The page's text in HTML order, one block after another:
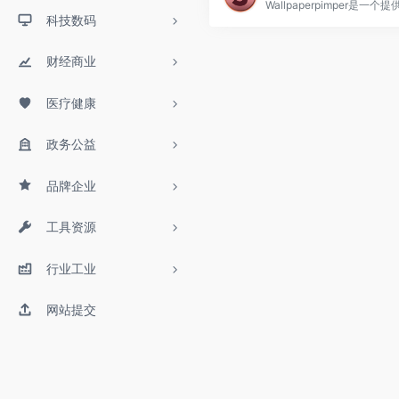
科技数码
财经商业
医疗健康
政务公益
品牌企业
工具资源
行业工业
网站提交